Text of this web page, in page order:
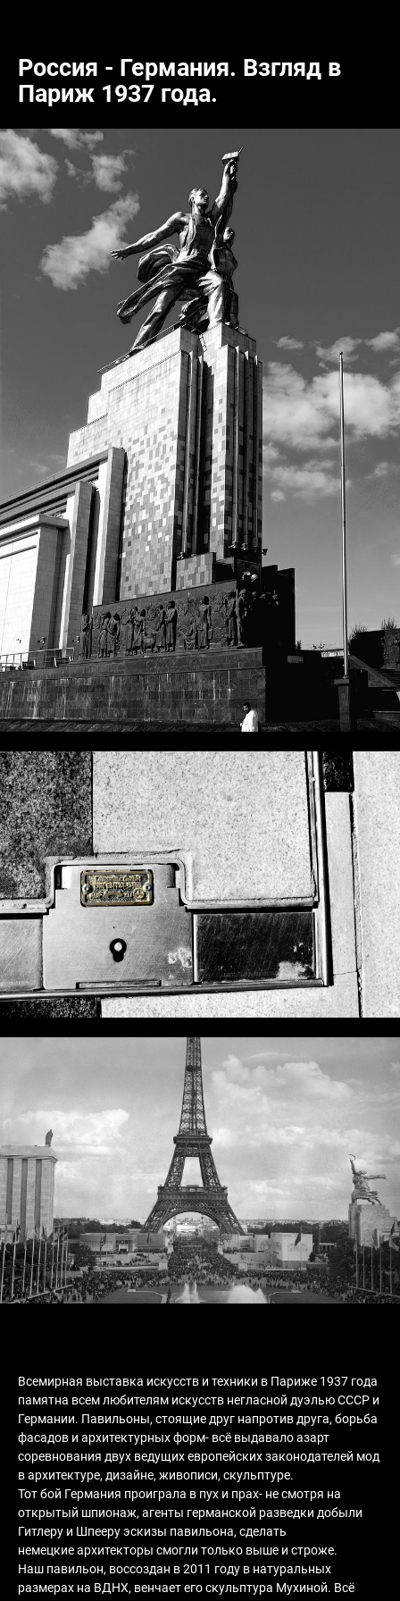
Россия - Германия. Взгляд в
Париж 1937 года.
Всемирная выставка искусств и техники в Париже 1937 года
памятна всем любителям искусств негласной дуэлью СССР и
Германии. Павильоны, стоящие друг напротив друга, борьба
фасадов и архитектурных форм- всё выдавало азарт
соревнования двух ведущих европейских законодателей мод
в архитектуре, дизайне, живописи, скульптуре.
Тот бой Германия проиграла в пух и прах- не смотря на
открытый шпионаж, агенты германской разведки добыли
Гитлеру и Шпееру эскизы павильона, сделать
немецкие архитекторы смогли только выше и строже.
Наш павильон, воссоздан в 2011 году в натуральных
размерах на ВДНХ, венчает его скульптура Мухиной. Всё